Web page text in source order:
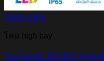
Quick View
โคม high bay
โคมไฮเบย์ LED BEC-High